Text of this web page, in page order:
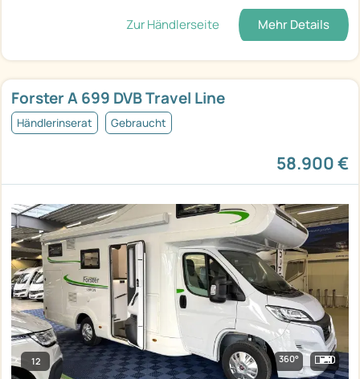
Zur Händlerseite Mehr Details
Forster A 699 DVB Travel Line
Händlerinserat Gebraucht
58.900 €
12 360°